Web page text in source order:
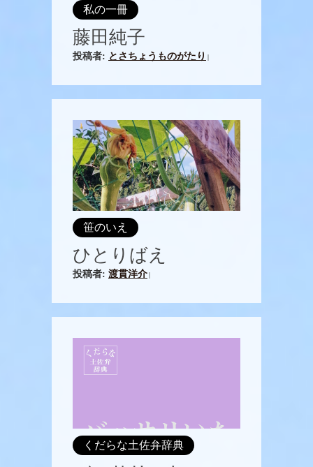
私の一冊
藤田純子
投稿者: とさちょうものがたり
笹のいえ
ひとりばえ
投稿者: 渡貫洋介
くだらな土佐弁辞典